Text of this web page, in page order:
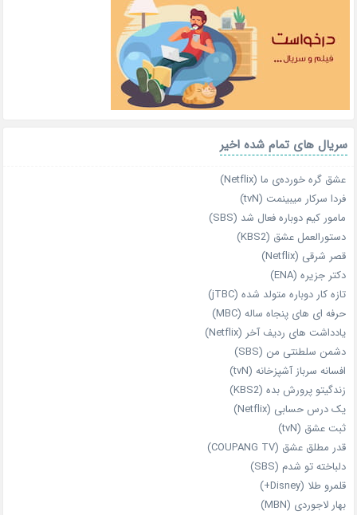
سریال های تمام شده اخیر
عشق گره خورده‌ی ما (Netflix)
فردا سرکار میبینمت (tvN)
مامور کیم دوباره فعال شد (SBS)
دستورالعمل عشق (KBS2)
قصر شرقی (Netflix)
دکتر جزیره (ENA)
تازه‌ کار دوباره‌ متولد شده (jTBC)
حرفه‌ ای‌ های پنجاه‌ ساله (MBC)
یادداشت‌ های ردیف آخر (Netflix)
دشمن سلطنتی من (SBS)
افسانه سرباز آشپزخانه (tvN)
زندگیتو پرورش بده (KBS2)
یک درس حسابی (Netflix)
ثبت عشق (tvN)
قدر مطلق عشق (COUPANG TV)
دلباخته تو شدم (SBS)
قلمرو طلا (Disney+)
بهار لاجوردی (MBN)